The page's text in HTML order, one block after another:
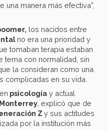
manera más efectiva”,
los nacidos entre
no era una prioridad y
tomaban terapia estaban
tema con normalidad, sin
la consideran como una
complicadas en su vida.
psicología y actual
, explicó que de
Z y sus actitudes
por la institución más